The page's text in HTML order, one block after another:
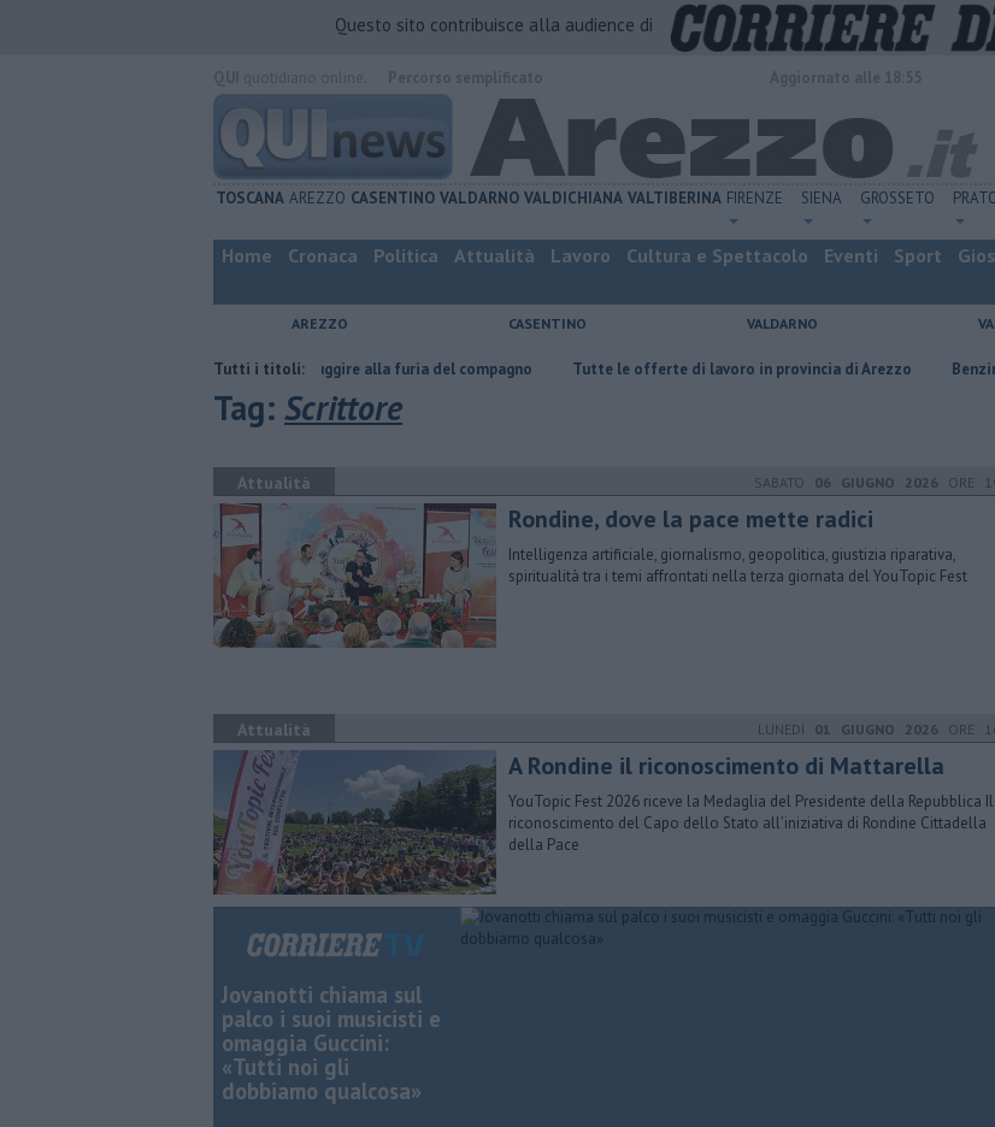
Questo sito contribuisce alla audience di
TOSCANA AREZZO CASENTINO VALDARNO VALDICHIANA VALTIBERINA FIRENZE SIENA GROSSETO
Home Cronaca Politica Attualità Lavoro Cultura e Spettacolo Eventi Sport
AREZZO CASENTINO VALDARNO
Tutti i titoli:
Nascosta in un bar per sfuggire alla furia del compagno ​Tutte le offerte di lavoro in provincia di Arezzo ​Benzina, gasolio,
Tag: Scrittore
Attualità SABATO 06 GIUGNO 2026 ORE
Rondine, dove la pace mette radici
Intelligenza artificiale, giornalismo, geopolitica, giustizia riparativa,
spiritualità tra i temi affrontati nella terza giornata del YouTopic Fest
Attualità LUNEDÌ 01 GIUGNO 2026 ORE
A Rondine il riconoscimento di Mattarella
YouTopic Fest 2026 riceve la Medaglia del Presidente della Repubblica Il
riconoscimento del Capo dello Stato all’iniziativa di Rondine Cittadella
della Pace
Jovanotti chiama sul
palco i suoi musicisti e
omaggia Guccini:
«Tutti noi gli
dobbiamo qualcosa»